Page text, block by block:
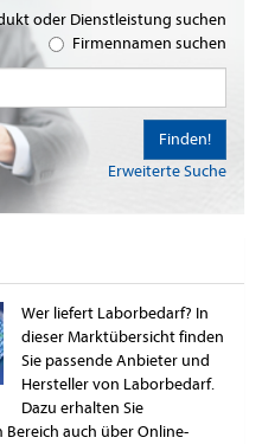
oder Dienstleistung suchen
Firmennamen suchen
Erweiterte Suche
Finden!
Wer liefert Laborbedarf? In
dieser Marktübersicht finden
Sie passende Anbieter und
Hersteller von Laborbedarf.
Dazu erhalten Sie
auch über Online-